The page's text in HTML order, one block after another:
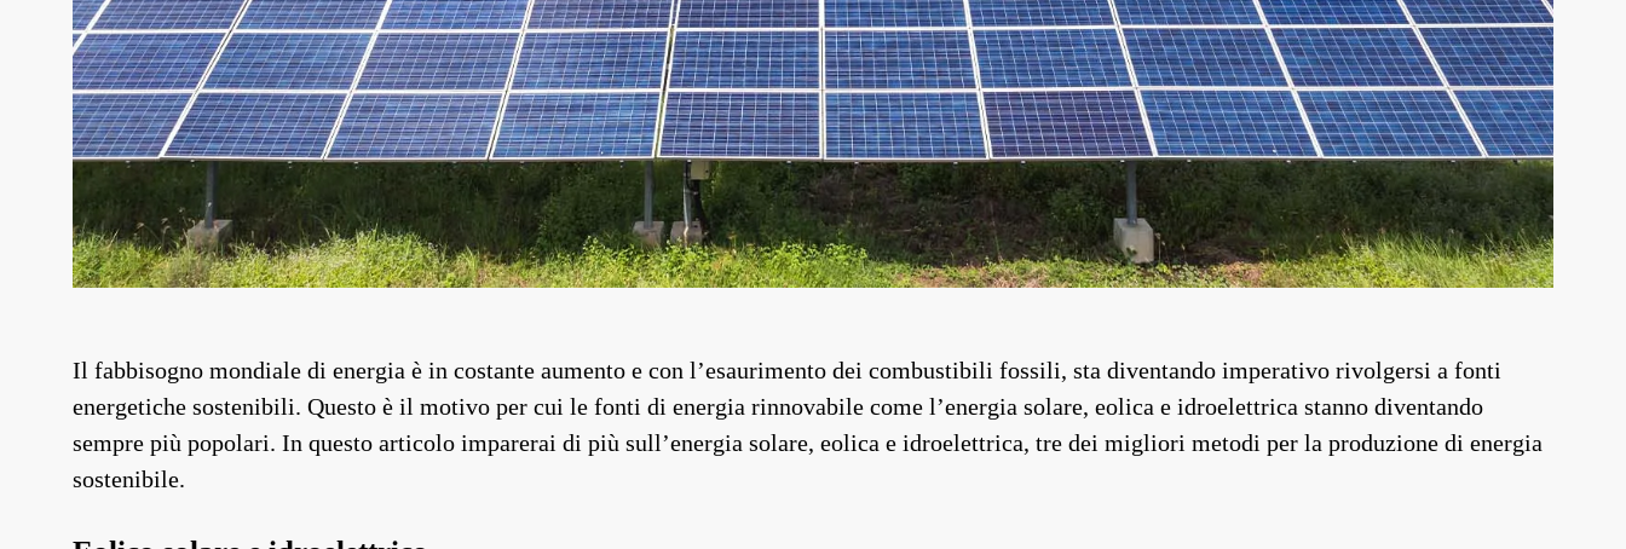
Il fabbisogno mondiale di energia è in costante aumento e con l’esaurimento dei combustibili fossili, sta diventando imperativo rivolgersi a fonti
energetiche sostenibili. Questo è il motivo per cui le fonti di energia rinnovabile come l’energia solare, eolica e idroelettrica stanno diventando
sempre più popolari. In questo articolo imparerai di più sull’energia solare, eolica e idroelettrica, tre dei migliori metodi per la produzione di energia
sostenibile.